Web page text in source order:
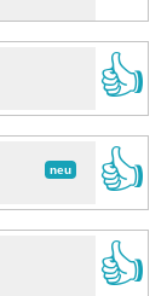
👍
neu
👍
👍